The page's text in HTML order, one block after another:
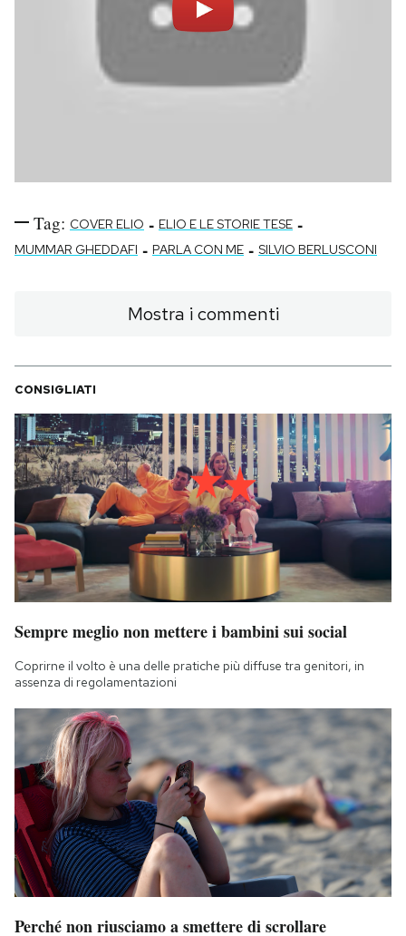
Hai bisogno di aiuto?
Tag: COVER ELIO - ELIO E LE STORIE TESE -
MUMMAR GHEDDAFI - PARLA CON ME - SILVIO BERLUSCONI
Mostra i commenti
CONSIGLIATI
Sempre meglio non mettere i bambini sui social
Coprirne il volto è una delle pratiche più diffuse tra genitori, in
assenza di regolamentazioni
Perché non riusciamo a smettere di scrollare